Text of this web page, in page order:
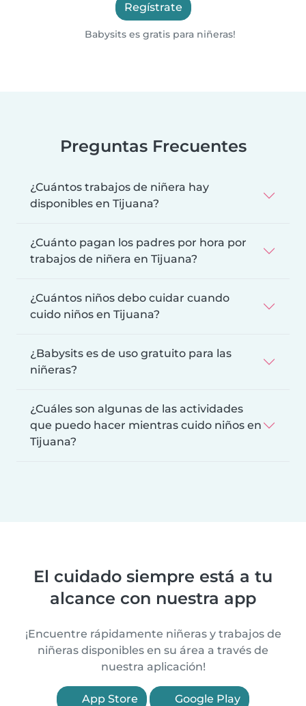
Regístrate
Babysits es gratis para niñeras!
Preguntas Frecuentes
¿Cuántos trabajos de niñera hay
disponibles en Tijuana?
¿Cuánto pagan los padres por hora por
trabajos de niñera en Tijuana?
¿Cuántos niños debo cuidar cuando
cuido niños en Tijuana?
¿Babysits es de uso gratuito para las
niñeras?
¿Cuáles son algunas de las actividades
que puedo hacer mientras cuido niños en
Tijuana?
El cuidado siempre está a tu
alcance con nuestra app
¡Encuentre rápidamente niñeras y trabajos de
niñeras disponibles en su área a través de
nuestra aplicación!
App Store Google Play